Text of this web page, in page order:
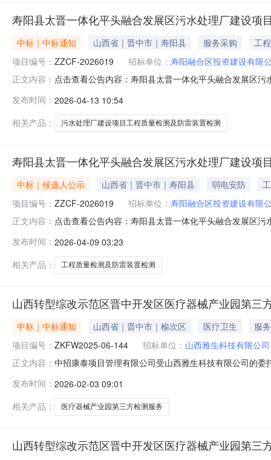
寿阳县太晋一体化平头融合发展区污水处理厂建设
中标｜中标通知 山西省｜晋中市｜寿阳县 服务采购
工程
项目编号： ZZCF-2026019 招标单位： 寿阳融合区投资建设有限
正文内容： 点击查看公告内容：寿阳县太晋一体化平头融合发展区
发布时间： 2026-04-13 10:54
相关产品：
污水处理厂建设项目工程质量检测及防雷装置检测
寿阳县太晋一体化平头融合发展区污水处理厂建设
中标｜候选人公示 山西省｜晋中市｜寿阳县 弱电安防
项目编号： ZZCF-2026019 招标单位： 寿阳融合区投资建设有限
正文内容： 点击查看公告内容：寿阳县太晋一体化平头融合发展区
发布时间： 2026-04-09 03:23
相关产品：
工程质量检测及防雷装置检测
山西转型综改示范区晋中开发区医疗器械产业园第三
中标｜中标通知 山西省｜晋中市｜榆次区 医疗卫生
服务
项目编号： ZKFW2025-06-144 招标单位： 山西雅生科技有限公司
正文内容： 中招康泰项目管理有限公司受山西雅生科技有限公司的
市山西综改示范区晋中开发区大学城产业园区联系人：
话：0
发布时间： 2026-02-03 09:01
相关产品：
医疗器械产业园第三方检测服务
山西转型综改示范区晋中开发区医疗器械产业园第三